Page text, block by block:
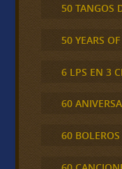
50 TANGOS
50 YEARS
6 LPS EN 3
60
60